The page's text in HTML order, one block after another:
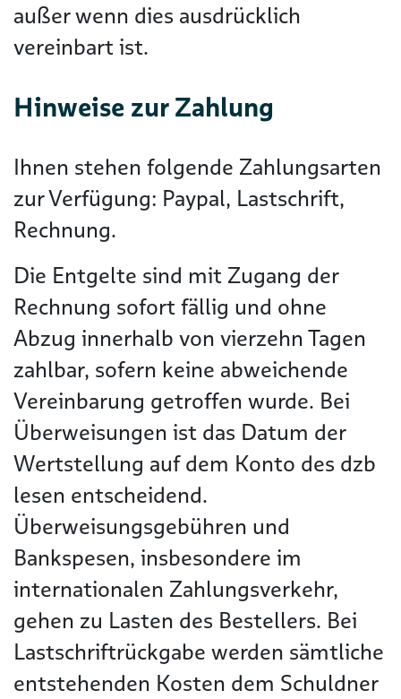
außer wenn dies ausdrücklich
vereinbart ist.
Hinweise zur Zahlung
Ihnen stehen folgende Zahlungsarten
zur Verfügung: Paypal, Lastschrift,
Rechnung.
Die Entgelte sind mit Zugang der
Rechnung sofort fällig und ohne
Abzug innerhalb von vierzehn Tagen
zahlbar, sofern keine abweichende
Vereinbarung getroffen wurde. Bei
Überweisungen ist das Datum der
Wertstellung auf dem Konto des dzb
lesen entscheidend.
Überweisungsgebühren und
Bankspesen, insbesondere im
internationalen Zahlungsverkehr,
gehen zu Lasten des Bestellers. Bei
Lastschriftrückgabe werden sämtliche
entstehenden Kosten dem Schuldner